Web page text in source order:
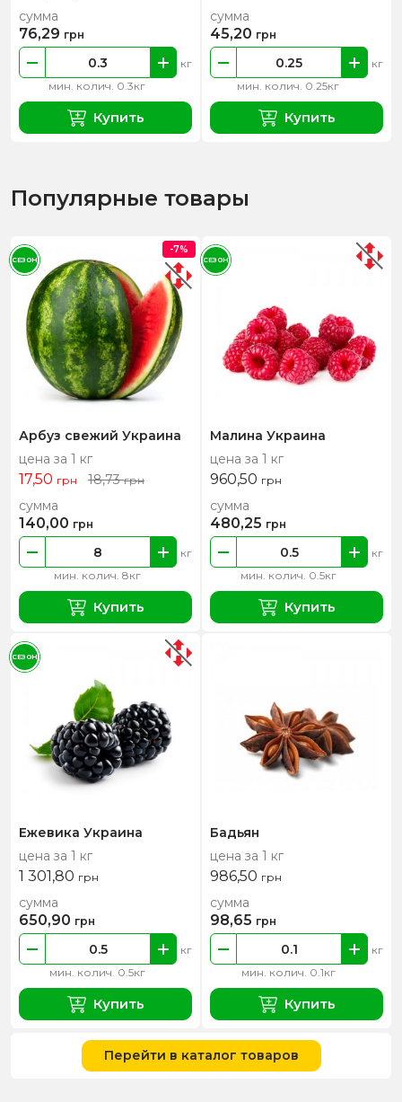
мин. колич. 0.3кг
кг
сумма
76,29 грн
Купить
мин. колич. 0.25кг
кг
сумма
45,20 грн
Купить
Популярные товары
Арбуз свежий Украина
цена за 1 кг
17,50 грн 18,73грн
мин. колич. 8кг
кг
сумма
140,00 грн
Купить
-7%
СЕЗОН
Малина Украина
цена за 1 кг
960,50 грн
мин. колич. 0.5кг
кг
сумма
480,25 грн
Купить
СЕЗОН
Ежевика Украина
цена за 1 кг
1 301,80 грн
мин. колич. 0.5кг
кг
сумма
650,90 грн
Купить
СЕЗОН
Бадьян
цена за 1 кг
986,50 грн
мин. колич. 0.1кг
кг
сумма
98,65 грн
Купить
Перейти в каталог товаров